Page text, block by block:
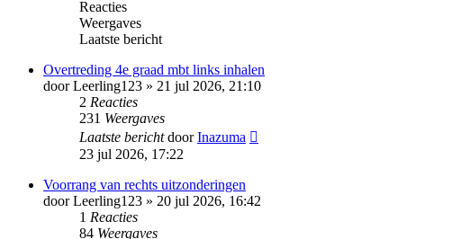
Reacties
Weergaves
Laatste bericht
Overtreding 4e graad mbt links inhalen
doorLeerling123 » 21 jul 2026, 21:10
2 Reacties
231 Weergaves
Laatste berichtdoorInazuma
23 jul 2026, 17:22
Voorrang van rechts uitzonderingen
doorLeerling123 » 20 jul 2026, 16:42
1 Reacties
84 Weergaves